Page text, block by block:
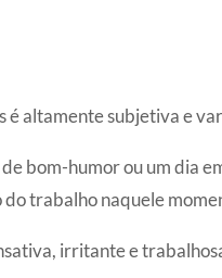
é altamente subjetiva e
bom-humor ou um dia
do trabalho naquele
irritante e